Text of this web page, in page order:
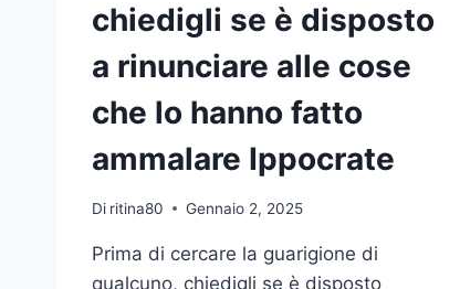
chiedigli se è disposto
a rinunciare alle cose
che lo hanno fatto
ammalare Ippocrate
Di ritina80 Gennaio 2, 2025
Prima di cercare la guarigione di
qualcuno, chiedigli se è disposto